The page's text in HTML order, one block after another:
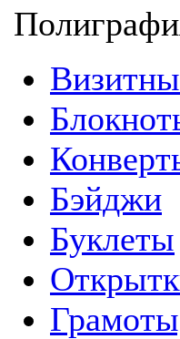
Бэйджи
Буклеты